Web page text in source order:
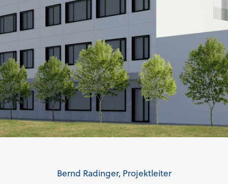
Bildnachweis: © MARGULA & MAUCH ARCHITECTS ZT GmbH
Bernd Radinger, Projektleiter